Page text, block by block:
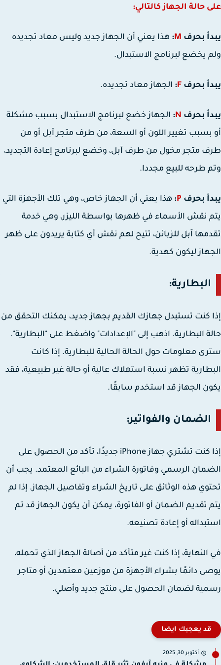
حالة الجهاز كالتالي:
بحرفM
:هذا يعني أن الجهاز جديد وليس معاد تجديده
يخضع لبرنامج الاستبدال.
بحرفF
: الجهاز معاد تجديده.
بحرفN الجهاز خضع لبرنامج الاستبدال بسبب مشكلة
بسبب تغيير اللون أو السعة، من طرف متجر آبل أو من
متجر مخول من طرف آبل، وخضع لبرنامج إعادة التجديد،
طرحه للبيع مجددا.
بحرفP
: هذا يعني أن الجهاز خاص، وهي تلك الأجهزة التي
نقش الأسماء في ظهرها بواسطة الليزر، وهي خدمة
آبل للزبائن، تتيح لهم نقش أي كتابة يريدون على ظهر
ليكون كهدية.
البطارية:
كنت تستبدل جهازك القديم بجهاز جديد، يمكنك التحقق من
البطارية. اذهب إلى "الإعدادات" واضغط على "البطارية".
معلومات حول الحالة الحالية للبطارية. إذا كانت
تظهر نسبة استهلاك عالية أو حالة غير طبيعية، فقد
الجهاز قد استخدم سابقًا.
الضمان والفواتير:
إذا كنت تشتري جهاز iPhone جديدًا، تأكد من الحصول على
الرسمي وفاتورة الشراء من البائع المعتمد. يجب أن
هذه الوثائق على تاريخ الشراء وتفاصيل الجهاز. إذا لم
تقديم الضمان أو الفاتورة، يمكن أن يكون الجهاز قد تم
أو إعادة تصنيعه.
إذا كنت غير متأكد من أصالة الجهاز الذي تحمله،
دائمًا بشراء الأجهزة من موزعين معتمدين أو متاجر
لضمان الحصول على منتج جديد وأصلي.
قد يعجبك ايضا
أكتوبر 30, 2025